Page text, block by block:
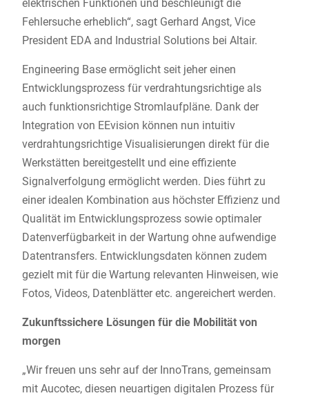
elektrischen Funktionen und beschleunigt die
Fehlersuche erheblich“, sagt Gerhard Angst, Vice
President EDA and Industrial Solutions bei Altair.
Engineering Base ermöglicht seit jeher einen
Entwicklungsprozess für verdrahtungsrichtige als
auch funktionsrichtige Stromlaufpläne. Dank der
Integration von EEvision können nun intuitiv
verdrahtungsrichtige Visualisierungen direkt für die
Werkstätten bereitgestellt und eine effiziente
Signalverfolgung ermöglicht werden. Dies führt zu
einer idealen Kombination aus höchster Effizienz und
Qualität im Entwicklungsprozess sowie optimaler
Datenverfügbarkeit in der Wartung ohne aufwendige
Datentransfers. Entwicklungsdaten können zudem
gezielt mit für die Wartung relevanten Hinweisen, wie
Fotos, Videos, Datenblätter etc. angereichert werden.
Zukunftssichere Lösungen für die Mobilität von
morgen
„Wir freuen uns sehr auf der InnoTrans, gemeinsam
mit Aucotec, diesen neuartigen digitalen Prozess für